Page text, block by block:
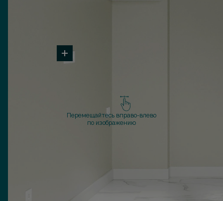
Перемещайтесь вправо-влево
по изображению